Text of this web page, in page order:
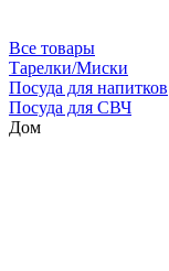
Все товары
Тарелки/Миски
Посуда для напитков
Посуда для СВЧ
Дом